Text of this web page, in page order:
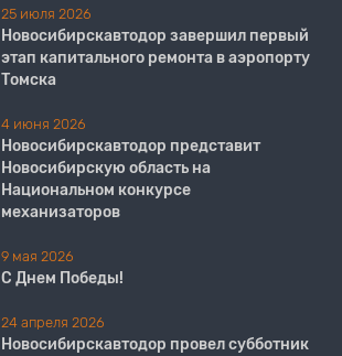
25 июля 2026
Новосибирскавтодор завершил первый
этап капитального ремонта в аэропорту
Томска
4 июня 2026
Новосибирскавтодор представит
Новосибирскую область на
Национальном конкурсе
механизаторов
9 мая 2026
С Днем Победы!
24 апреля 2026
Новосибирскавтодор провел субботник